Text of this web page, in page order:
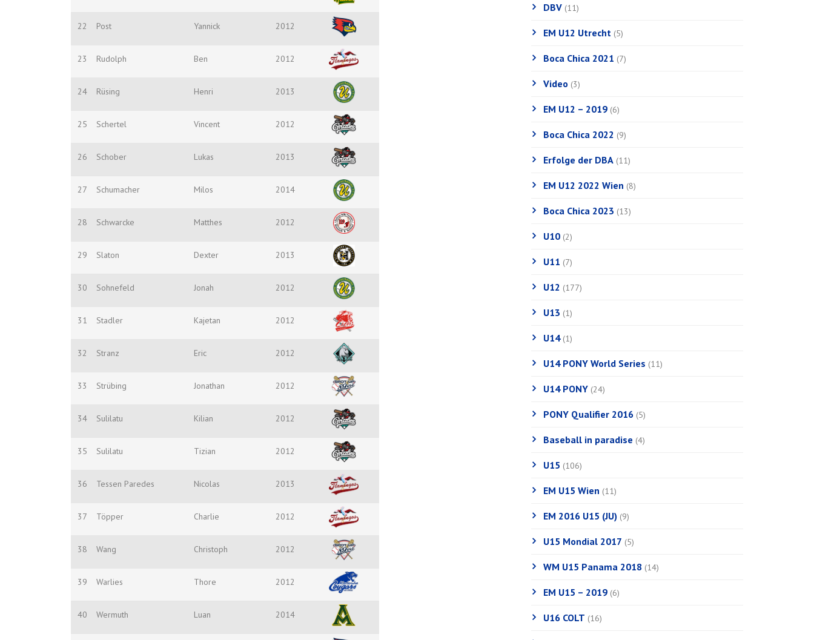
22 Post Yannick 2012
23 Rudolph Ben 2012
24 Rüsing Henri 2013
25 Schertel Vincent 2012
26 Schober Lukas 2013
27 Schumacher Milos 2014
28 Schwarcke Matthes 2012
29 Slaton Dexter 2013
30 Sohnefeld Jonah 2012
31 Stadler Kajetan 2012
32 Stranz Eric 2012
33 Strübing Jonathan 2012
34 Sulilatu Kilian 2012
35 Sulilatu Tizian 2012
36 Tessen Paredes Nicolas 2013
37 Töpper Charlie 2012
38 Wang Christoph 2012
39 Warlies Thore 2012
40 Wermuth Luan 2014
DBV (11)
EM U12 Utrecht (5)
Boca Chica 2021 (7)
Video (3)
EM U12 – 2019 (6)
Boca Chica 2022 (9)
Erfolge der DBA (11)
EM U12 2022 Wien (8)
Boca Chica 2023 (13)
U10 (2)
U11 (7)
U12 (177)
U13 (1)
U14(1)
U14 PONY World Series (11)
U14 PONY (24)
PONY Qualifier 2016 (5)
Baseball in paradise (4)
U15 (106)
EM U15 Wien (11)
EM 2016 U15 (JU) (9)
U15 Mondial 2017 (5)
WM U15 Panama 2018 (14)
EM U15 – 2019 (6)
U16 COLT (16)